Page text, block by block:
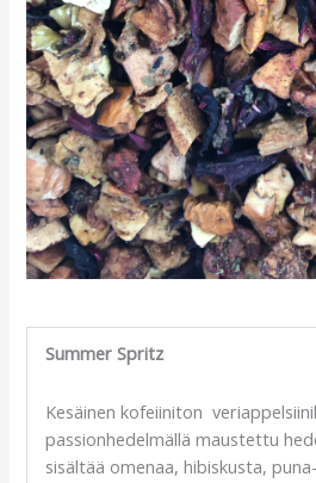
Summer Spritz
Kesäinen kofeiiniton
passionhedelmällä maustettu
sisältää omenaa, hibiskusta,